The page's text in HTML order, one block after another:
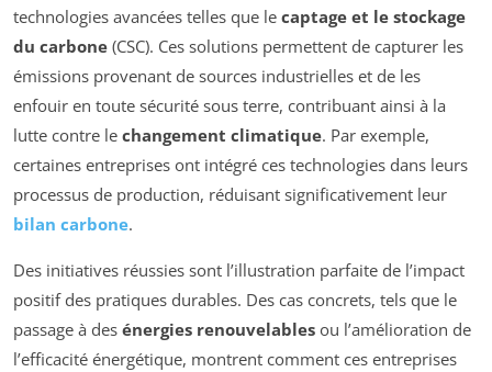
technologies avancées telles que le captage et le stockage
du carbone (CSC). Ces solutions permettent de capturer les
émissions provenant de sources industrielles et de les
enfouir en toute sécurité sous terre, contribuant ainsi à la
lutte contre le changement climatique. Par exemple,
certaines entreprises ont intégré ces technologies dans leurs
processus de production, réduisant significativement leur
bilan carbone.
Des initiatives réussies sont l’illustration parfaite de l’impact
positif des pratiques durables. Des cas concrets, tels que le
passage à des énergies renouvelables ou l’amélioration de
l’efficacité énergétique, montrent comment ces entreprises